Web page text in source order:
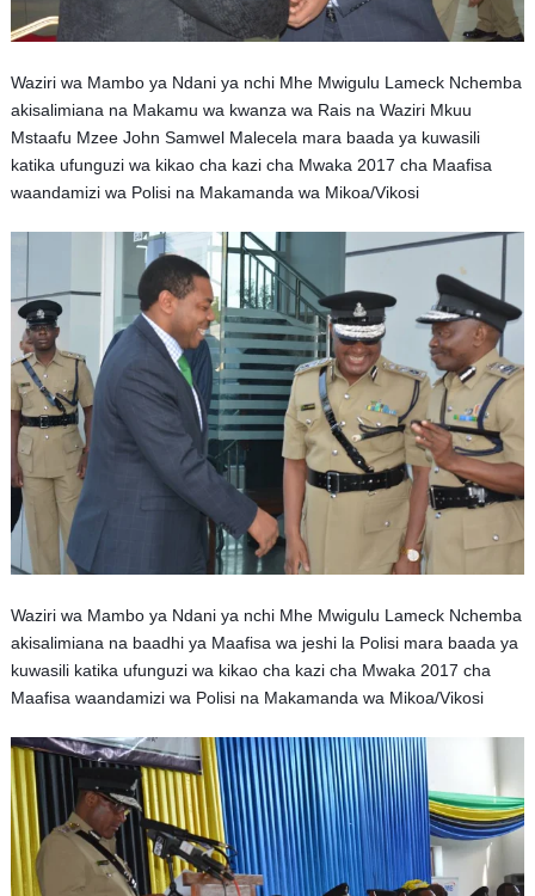
Waziri wa Mambo ya Ndani ya nchi Mhe Mwigulu Lameck Nchemba
akisalimiana na Makamu wa kwanza wa Rais na Waziri Mkuu
Mstaafu Mzee John Samwel Malecela mara baada ya kuwasili
katika ufunguzi wa kikao cha kazi cha Mwaka 2017 cha Maafisa
waandamizi wa Polisi na Makamanda wa Mikoa/Vikosi
Waziri wa Mambo ya Ndani ya nchi Mhe Mwigulu Lameck Nchemba
akisalimiana na baadhi ya Maafisa wa jeshi la Polisi mara baada ya
kuwasili katika ufunguzi wa kikao cha kazi cha Mwaka 2017 cha
Maafisa waandamizi wa Polisi na Makamanda wa Mikoa/Vikosi